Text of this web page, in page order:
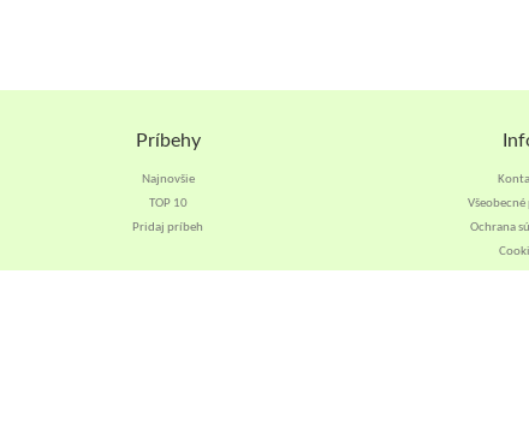
Príbehy
Najnovšie
TOP 10
Pridaj príbeh
Ochrana